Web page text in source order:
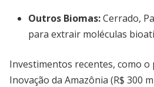
Outros Biomas:Cerrado,
para extrair moléculas
Investimentos recentes, como o
Inovação da Amazônia (R$ 300